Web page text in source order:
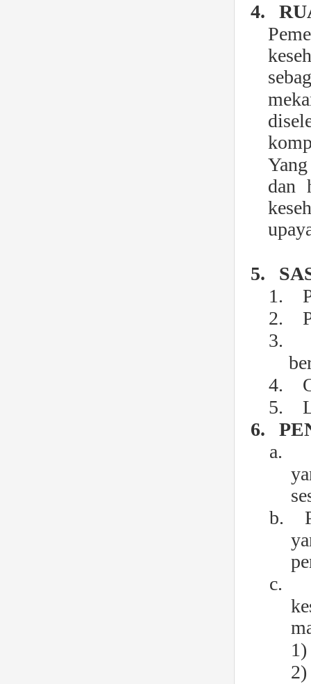
4.
dan
5.
1.
2.
3.
4.
5.
6.
a.
b.
c.
1)
2)